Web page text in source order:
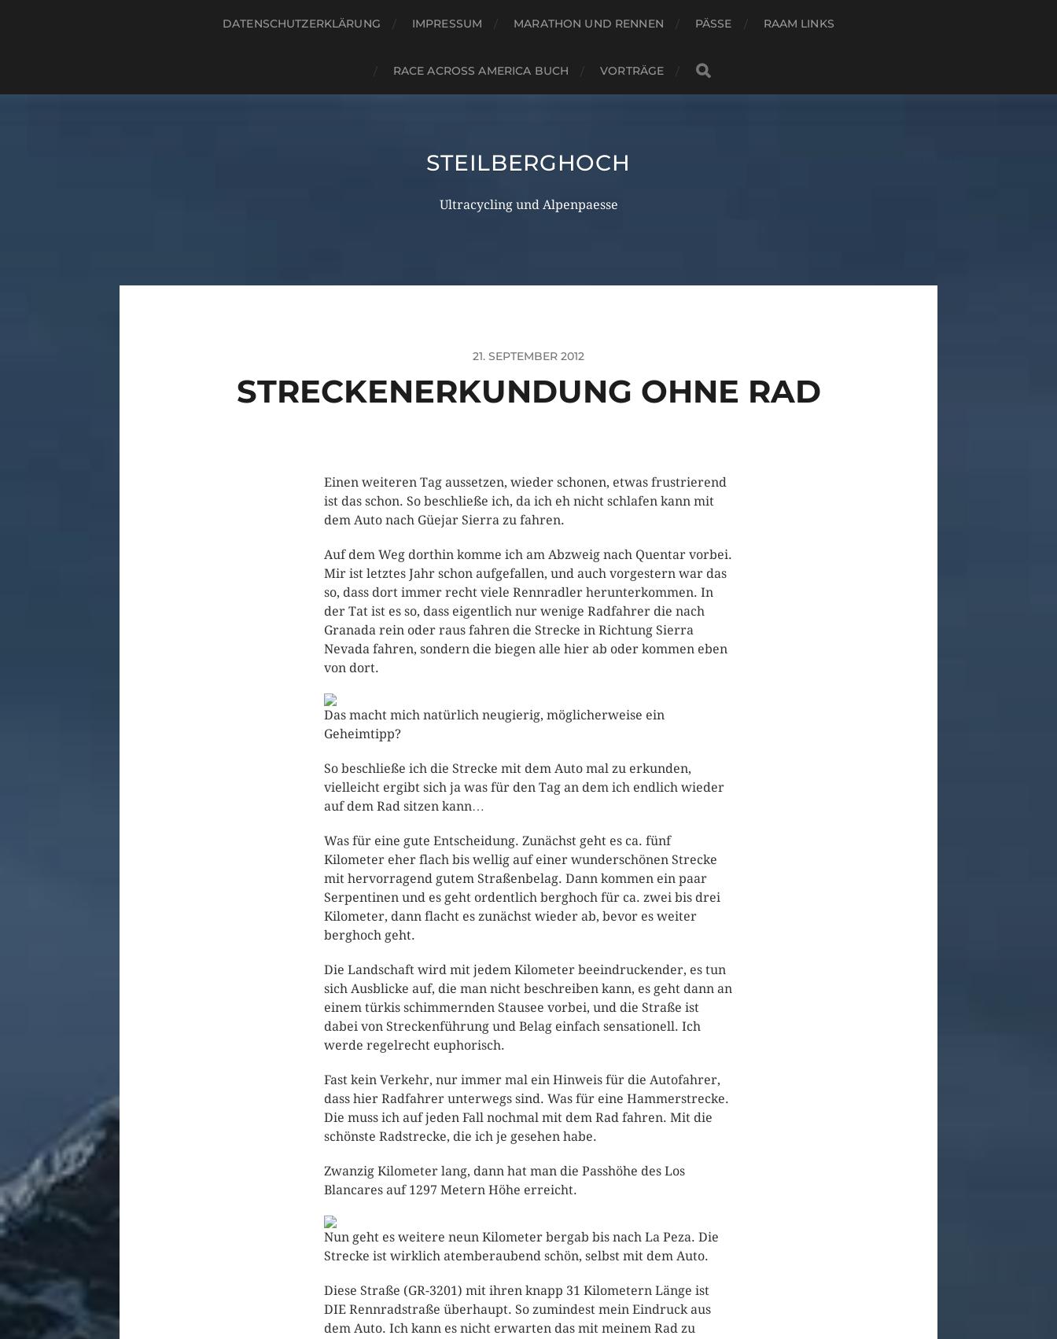
DATENSCHUTZERKLÄRUNG IMPRESSUM MARATHON UND RENNEN PÄSSE RAAM LINKS
RACE ACROSS AMERICA BUCH VORTRÄGE
STEILBERGHOCH
Ultracycling und Alpenpaesse
21. SEPTEMBER 2012
STRECKENERKUNDUNG OHNE RAD
Einen weiteren Tag aussetzen, wieder schonen, etwas frustrierend
ist das schon. So beschließe ich, da ich eh nicht schlafen kann mit
dem Auto nach Güejar Sierra zu fahren.
Auf dem Weg dorthin komme ich am Abzweig nach Quentar vorbei.
Mir ist letztes Jahr schon aufgefallen, und auch vorgestern war das
so, dass dort immer recht viele Rennradler herunterkommen. In
der Tat ist es so, dass eigentlich nur wenige Radfahrer die nach
Granada rein oder raus fahren die Strecke in Richtung Sierra
Nevada fahren, sondern die biegen alle hier ab oder kommen eben
von dort.
Das macht mich natürlich neugierig, möglicherweise ein
Geheimtipp?
So beschließe ich die Strecke mit dem Auto mal zu erkunden,
vielleicht ergibt sich ja was für den Tag an dem ich endlich wieder
auf dem Rad sitzen kann…
Was für eine gute Entscheidung. Zunächst geht es ca. fünf
Kilometer eher flach bis wellig auf einer wunderschönen Strecke
mit hervorragend gutem Straßenbelag. Dann kommen ein paar
Serpentinen und es geht ordentlich berghoch für ca. zwei bis drei
Kilometer, dann flacht es zunächst wieder ab, bevor es weiter
berghoch geht.
Die Landschaft wird mit jedem Kilometer beeindruckender, es tun
sich Ausblicke auf, die man nicht beschreiben kann, es geht dann an
einem türkis schimmernden Stausee vorbei, und die Straße ist
dabei von Streckenführung und Belag einfach sensationell. Ich
werde regelrecht euphorisch.
Fast kein Verkehr, nur immer mal ein Hinweis für die Autofahrer,
dass hier Radfahrer unterwegs sind. Was für eine Hammerstrecke.
Die muss ich auf jeden Fall nochmal mit dem Rad fahren. Mit die
schönste Radstrecke, die ich je gesehen habe.
Zwanzig Kilometer lang, dann hat man die Passhöhe des Los
Blancares auf 1297 Metern Höhe erreicht.
Nun geht es weitere neun Kilometer bergab bis nach La Peza. Die
Strecke ist wirklich atemberaubend schön, selbst mit dem Auto.
Diese Straße (GR-3201) mit ihren knapp 31 Kilometern Länge ist
DIE Rennradstraße überhaupt. So zumindest mein Eindruck aus
dem Auto. Ich kann es nicht erwarten das mit meinem Rad zu